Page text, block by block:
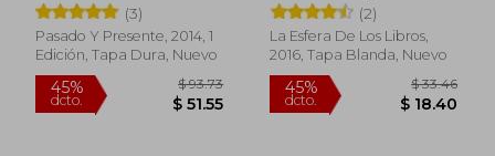
(3)
Pasado Y Presente, 2014, 1
Edición, Tapa Dura, Nuevo
(2)
La Esfera De Los Libros,
2016, Tapa Blanda, Nuevo